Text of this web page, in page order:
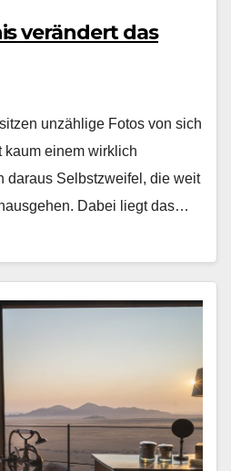
verändert das
unzäh­lige Fotos von sich
kaum einem wirk­lich
daraus Selb­stzweifel, die weit
Dabei liegt das…